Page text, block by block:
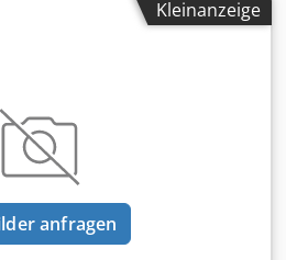
elektrisch,
19 Grad Antrieb Kubota
24 V / 200 Ah 5h Farbe: rot
helle Raupen,
Merkmale: -
Korb +/- 41 Grad - Variable
x 0,80m - 230 V Anschluß im
Technisch voll
Kleinanzeige
anfragen